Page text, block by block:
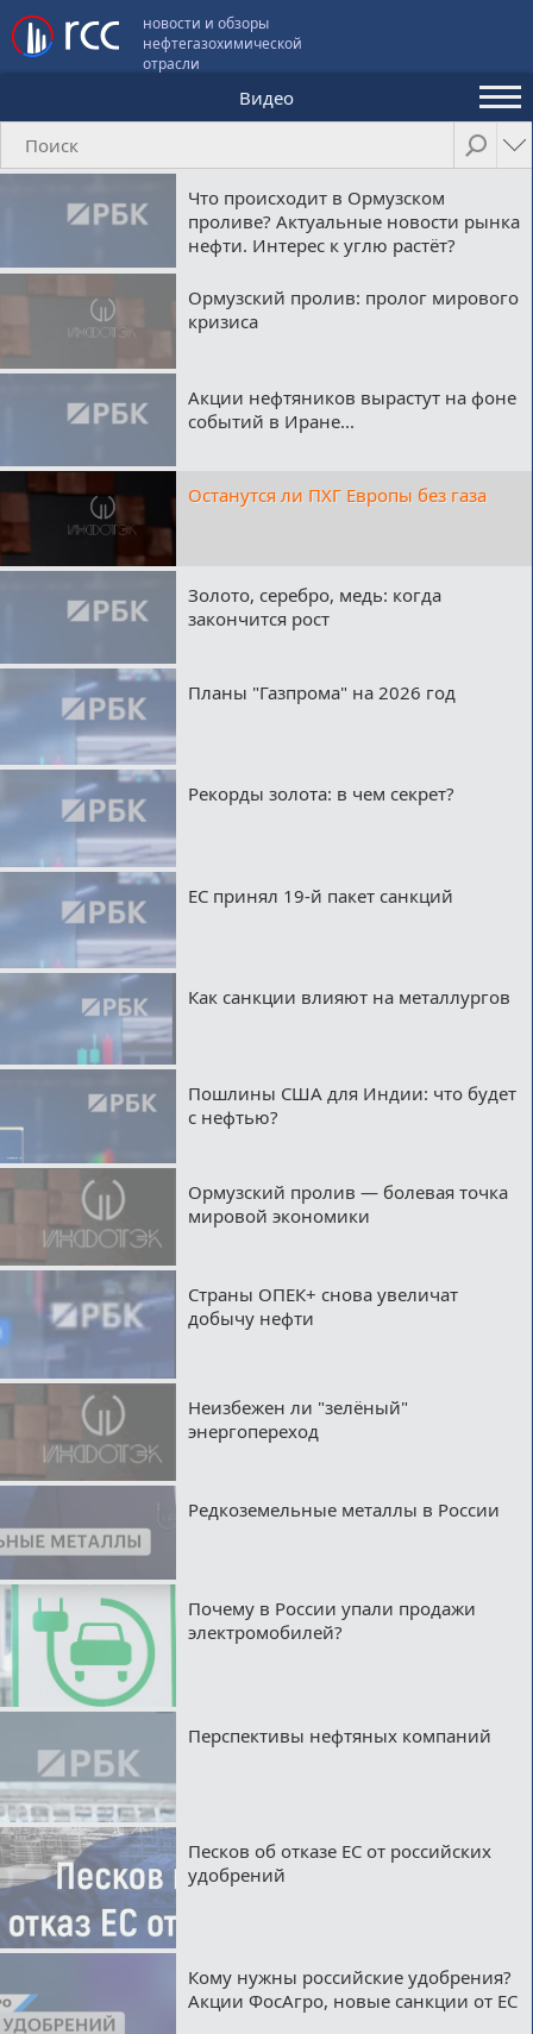
новости и обзоры
нефтегазохимической
отрасли
Видео
Конференции
Видео
Подписка
Пользовательское соглашение
Медиакит
Контакты
Что происходит в Ормузском
проливе? Актуальные новости рынка
нефти. Интерес к углю растёт?
Ормузский пролив: пролог мирового
кризиса
Акции нефтяников вырастут на фоне
событий в Иране...
Останутся ли ПХГ Европы без газа
Золото, серебро, медь: когда
закончится рост
Планы "Газпрома" на 2026 год
Рекорды золота: в чем секрет?
ЕС принял 19-й пакет санкций
Как санкции влияют на металлургов
Пошлины США для Индии: что будет
с нефтью?
Ормузский пролив — болевая точка
мировой экономики
Страны ОПЕК+ снова увеличат
добычу нефти
Неизбежен ли "зелёный"
энергопереход
Редкоземельные металлы в России
Почему в России упали продажи
электромобилей?
Перспективы нефтяных компаний
Песков об отказе ЕС от российских
удобрений
Кому нужны российские удобрения?
Акции ФосАгро, новые санкции от ЕС